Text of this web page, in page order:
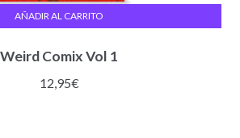
Weird Comix Vol 1
12,95€
AÑADIR AL CARRITO